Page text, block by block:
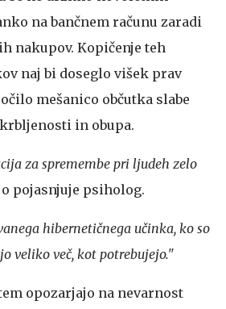
na bančnem računu zaradi
nakupov. Kopičenje teh
naj bi doseglo višek prav
mešanico občutka slabe
in obupa.
za spremembe pri ljudeh zelo
pojasnjuje psiholog.
hibernetičnega učinka, ko so
veliko več, kot potrebujejo."
opozarjajo na nevarnost